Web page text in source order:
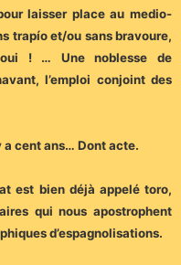
laisser place au medio-
trapío et/ou sans bravoure,
! … Une noblesse de
l’emploi conjoint des
cent ans… Dont acte.
est bien déjà appelé toro,
qui nous apostrophent
d’espagnolisations.